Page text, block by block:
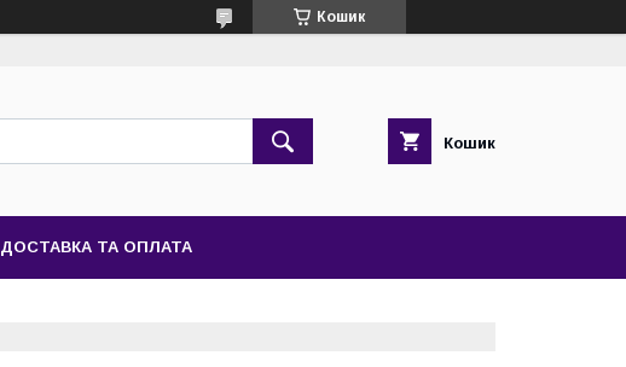
Кошик
Кошик
ДОСТАВКА ТА ОПЛАТА